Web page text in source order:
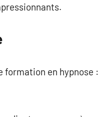
formation en hypnose :